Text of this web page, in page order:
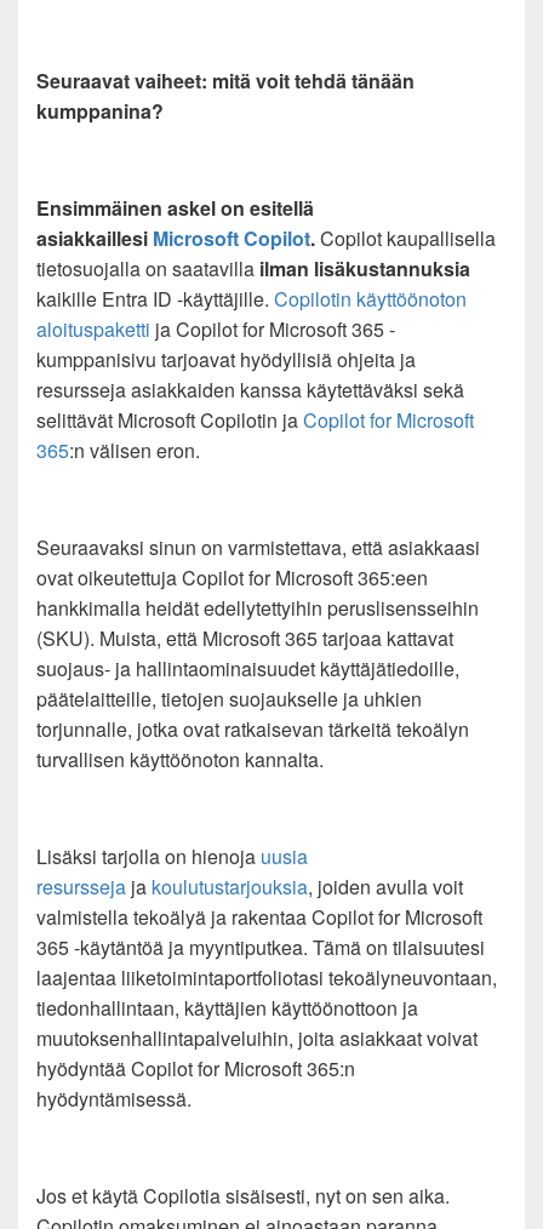
Seuraavat vaiheet: mitä voit tehdä tänään
kumppanina?
Ensimmäinen askel on esitellä
asiakkaillesi Microsoft Copilot.Copilot kaupallisella
tietosuojalla on saatavilla ilman lisäkustannuksia
kaikille Entra ID -käyttäjille. Copilotin käyttöönoton
aloituspaketti ja Copilot for Microsoft 365 -
kumppanisivu tarjoavat hyödyllisiä ohjeita ja
resursseja asiakkaiden kanssa käytettäväksi sekä
selittävät Microsoft Copilotin jaCopilot for Microsoft
365:n välisen eron.
Seuraavaksi sinun on varmistettava, että asiakkaasi
ovat oikeutettuja Copilot for Microsoft 365:een
hankkimalla heidät edellytettyihin peruslisensseihin
(SKU). Muista, että Microsoft 365 tarjoaa kattavat
suojaus- ja hallintaominaisuudet käyttäjätiedoille,
päätelaitteille, tietojen suojaukselle ja uhkien
torjunnalle, jotka ovat ratkaisevan tärkeitä tekoälyn
turvallisen käyttöönoton kannalta.
Lisäksi tarjolla on hienoja uusia
resursseja ja koulutustarjouksia, joiden avulla voit
valmistella tekoälyä ja rakentaa Copilot for Microsoft
365 -käytäntöä ja myyntiputkea. Tämä on tilaisuutesi
laajentaa liiketoimintaportfoliotasi tekoälyneuvontaan,
tiedonhallintaan, käyttäjien käyttöönottoon ja
muutoksenhallintapalveluihin, joita asiakkaat voivat
hyödyntää Copilot for Microsoft 365:n
hyödyntämisessä.
Jos et käytä Copilotia sisäisesti, nyt on sen aika.